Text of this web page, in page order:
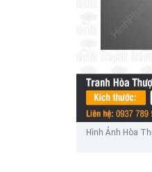
Hình Ảnh Hòa